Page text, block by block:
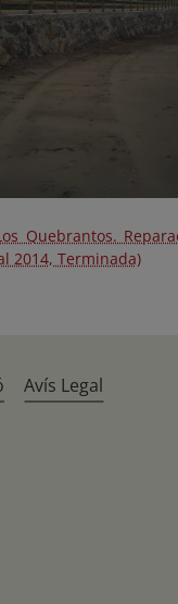
Quebrantos.
2014, Terminada)
Avís Legal